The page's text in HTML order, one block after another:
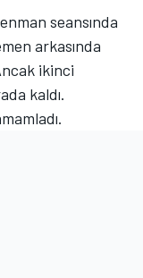
seansında
arkasında
ikinci
kaldı.